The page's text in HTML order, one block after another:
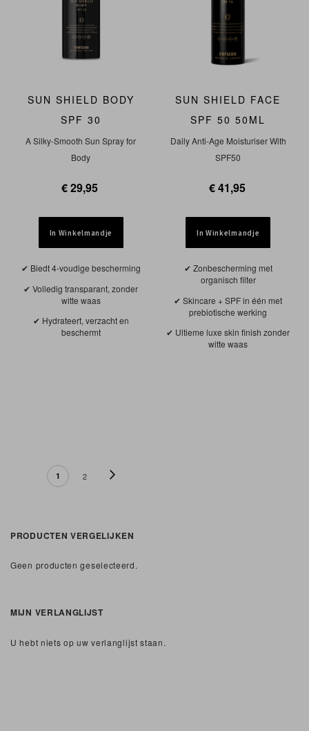
SUN SHIELD BODY
SPF 30
A Silky-Smooth Sun Spray for
Body
€ 29,95
In Winkelmandje
Biedt 4-voudige bescherming
Volledig transparant, zonder
witte waas
Hydrateert, verzacht en
beschermt
SUN SHIELD FACE
SPF 50 50ML
Daily Anti-Age Moisturiser With
SPF50
€ 41,95
In Winkelmandje
Zonbescherming met
organisch filter
Skincare + SPF in één met
prebiotische werking
Ultieme luxe skin finish zonder
witte waas
U lees momenteel pagina
1 2
PRODUCTEN VERGELIJKEN
Geen producten geselecteerd.
MIJN VERLANGLIJST
U hebt niets op uw verlanglijst staan.